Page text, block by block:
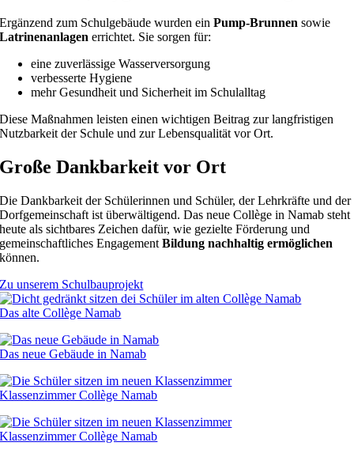
Ergänzend zum Schulgebäude wurden einPump-Brunnen sowie
Latrinenanlagen errichtet. Sie sorgen für:
eine zuverlässige Wasserversorgung
verbesserte Hygiene
mehr Gesundheit und Sicherheit im Schulalltag
Diese Maßnahmen leisten einen wichtigen Beitrag zur langfristigen
Nutzbarkeit der Schule und zur Lebensqualität vor Ort.
Große Dankbarkeit vor Ort
Die Dankbarkeit der Schülerinnen und Schüler, der Lehrkräfte und der
Dorfgemeinschaft ist überwältigend. Das neue Collège in Namab steht
heute als sichtbares Zeichen dafür, wie gezielte Förderung und
gemeinschaftliches EngagementBildung nachhaltig ermöglichen
können.
Zu unserem Schulbauprojekt
Das alte Collège Namab
Das neue Gebäude in Namab
Klassenzimmer Collège Namab
Klassenzimmer Collège Namab